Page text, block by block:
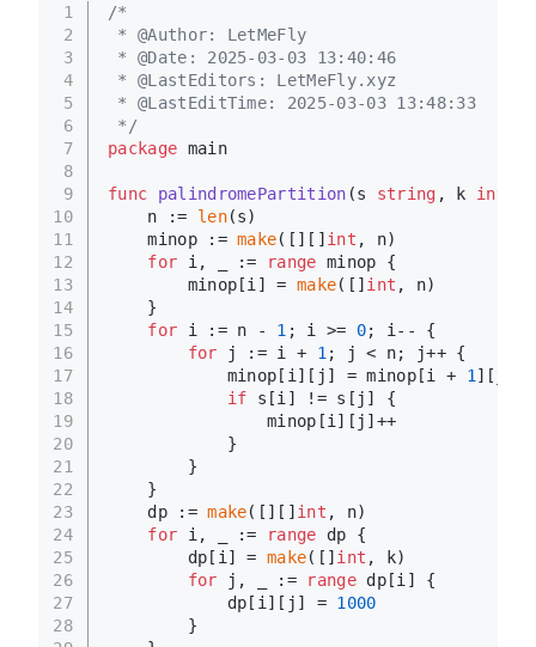
1
2
3
4
5
6
7
8
9
10
11
12
13
14
15
16
17
18
19
20
21
22
23
24
25
26
27
28
/*
* @Author: LetMeFly
* @Date: 2025-03-03 13:40:46
* @LastEditors: LetMeFly.xyz
* @LastEditTime: 2025-03-03 13:48:33
*/
package main
func palindromePartition (s string , k int
    n :=
len(s)
    minop :=
make([][] int , n)
for i, _ := range minop {
        minop[i] =
make([] int , n)
    }
for i := n - 1 ; i >= 0; i-- {
for j := i + 1 ; j < n; j++ {
            minop[i][j] = minop[i +
1 ][j -
if s[i] != s[j] {
                minop[i][j]++
            }
        }
    }
    dp :=
make([][] int , n)
for i, _ := range dp {
        dp[i] =
make([] int , k)
for j, _ := range dp[i] {
            dp[i][j] =
1000
        }